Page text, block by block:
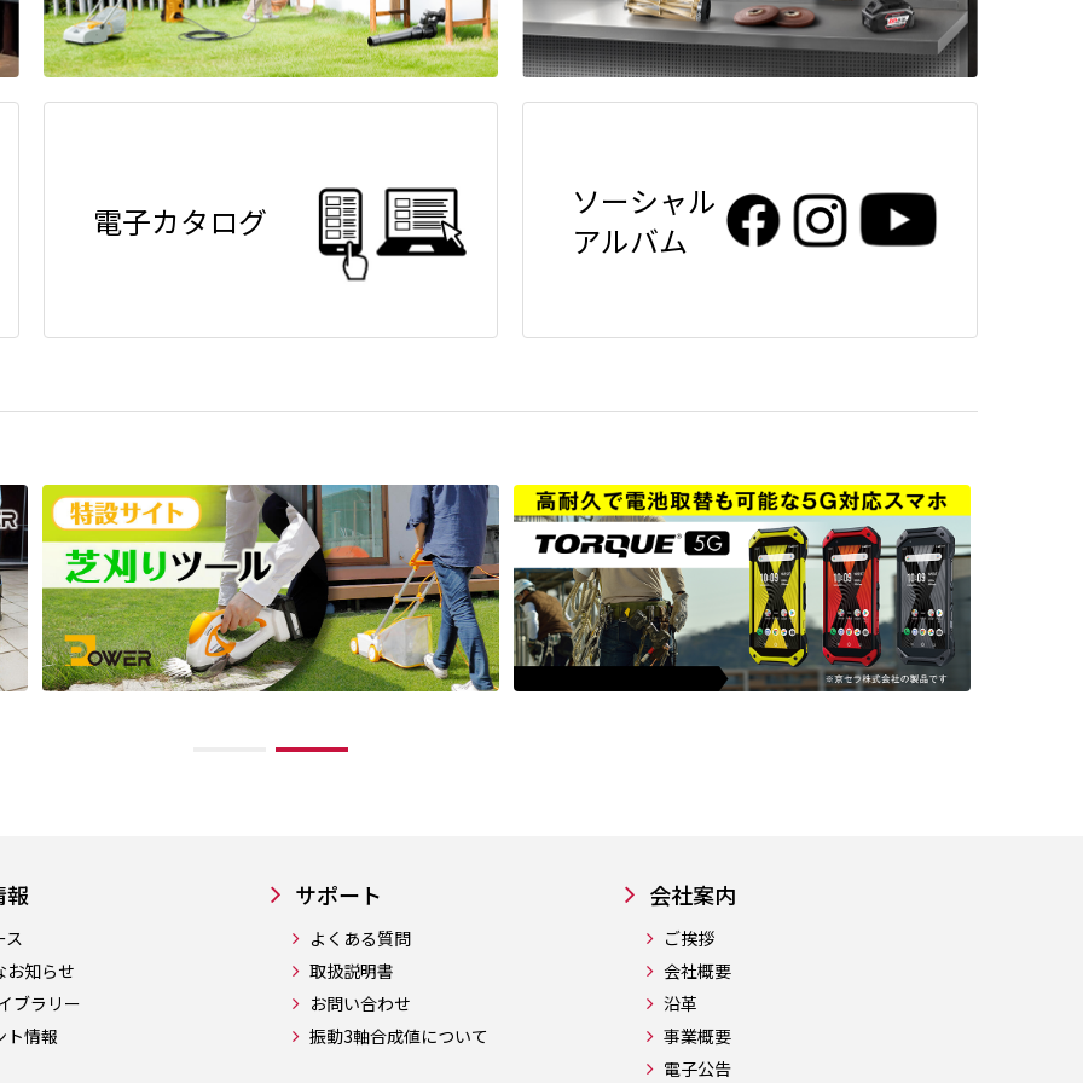
電子カタログ
ソーシャル
アルバム
報
ス
お知らせ
ブラリー
ト情報
サポート
よくある質問
取扱説明書
お問い合わせ
振動3軸合成値について
会社案内
ご挨拶
会社概要
沿革
事業概要
電子公告